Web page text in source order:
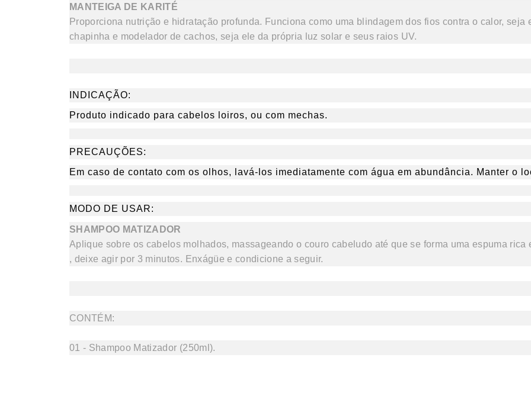
MANTEIGA DE KARITÉ
Proporciona nutrição e hidratação profunda. Funciona como uma blindagem dos fios contra o calor,
chapinha e modelador de cachos, seja ele da própria luz solar e seus raios UV.
INDICAÇÃO:
Produto indicado para cabelos loiros, ou com mechas.
PRECAUÇÕES:
Em caso de contato com os olhos, lavá-los imediatamente com água em abundância. Manter o
MODO DE USAR:
SHAMPOO MATIZADOR
Aplique sobre os cabelos molhados, massageando o couro cabeludo até que se forma uma espuma
, deixe agir por 3 minutos. Enxágüe e condicione a seguir.
CONTÉM:
01 - Shampoo Matizador (250ml).